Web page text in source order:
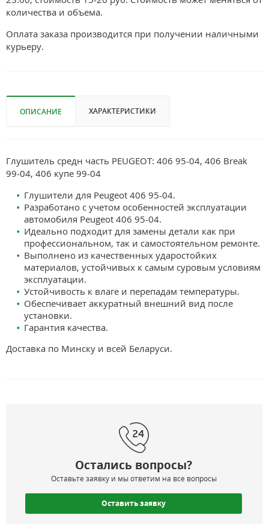
количества и объема.
Оплата заказа производится при получении наличными
курьеру.
ОПИСАНИЕ ХАРАКТЕРИСТИКИ
Глушитель средн часть PEUGEOT: 406 95-04, 406 Break
99-04, 406 купе 99-04
Глушители для Peugeot 406 95-04.
Разработано с учетом особенностей эксплуатации
автомобиля Peugeot 406 95-04.
Идеально подходит для замены детали как при
профессиональном, так и самостоятельном ремонте.
Выполнено из качественных ударостойких
материалов, устойчивых к самым суровым условиям
эксплуатации.
Устойчивость к влаге и перепадам температуры.
Обеспечивает аккуратный внешний вид после
установки.
Гарантия качества.
Доставка по Минску и всей Беларуси.
Остались вопросы?
Оставьте заявку и мы ответим на все вопросы
Оставить заявку